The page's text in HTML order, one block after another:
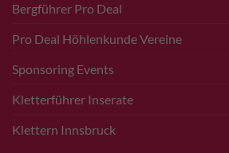
Bergführer Pro Deal
Pro Deal Höhlenkunde Vereine
Sponsoring Events
Kletterführer Inserate
Klettern Innsbruck